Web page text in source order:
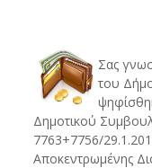
Σας
του
Δημοτικού
7763+7756/
Αποκεντρωμένης